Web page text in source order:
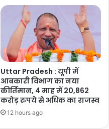
Uttar Pradesh : यूपी में
आबकारी विभाग का नया
कीर्तिमान, 4 माह में 20,862
करोड़ रुपये से अधिक का राजस्व
12 hours ago